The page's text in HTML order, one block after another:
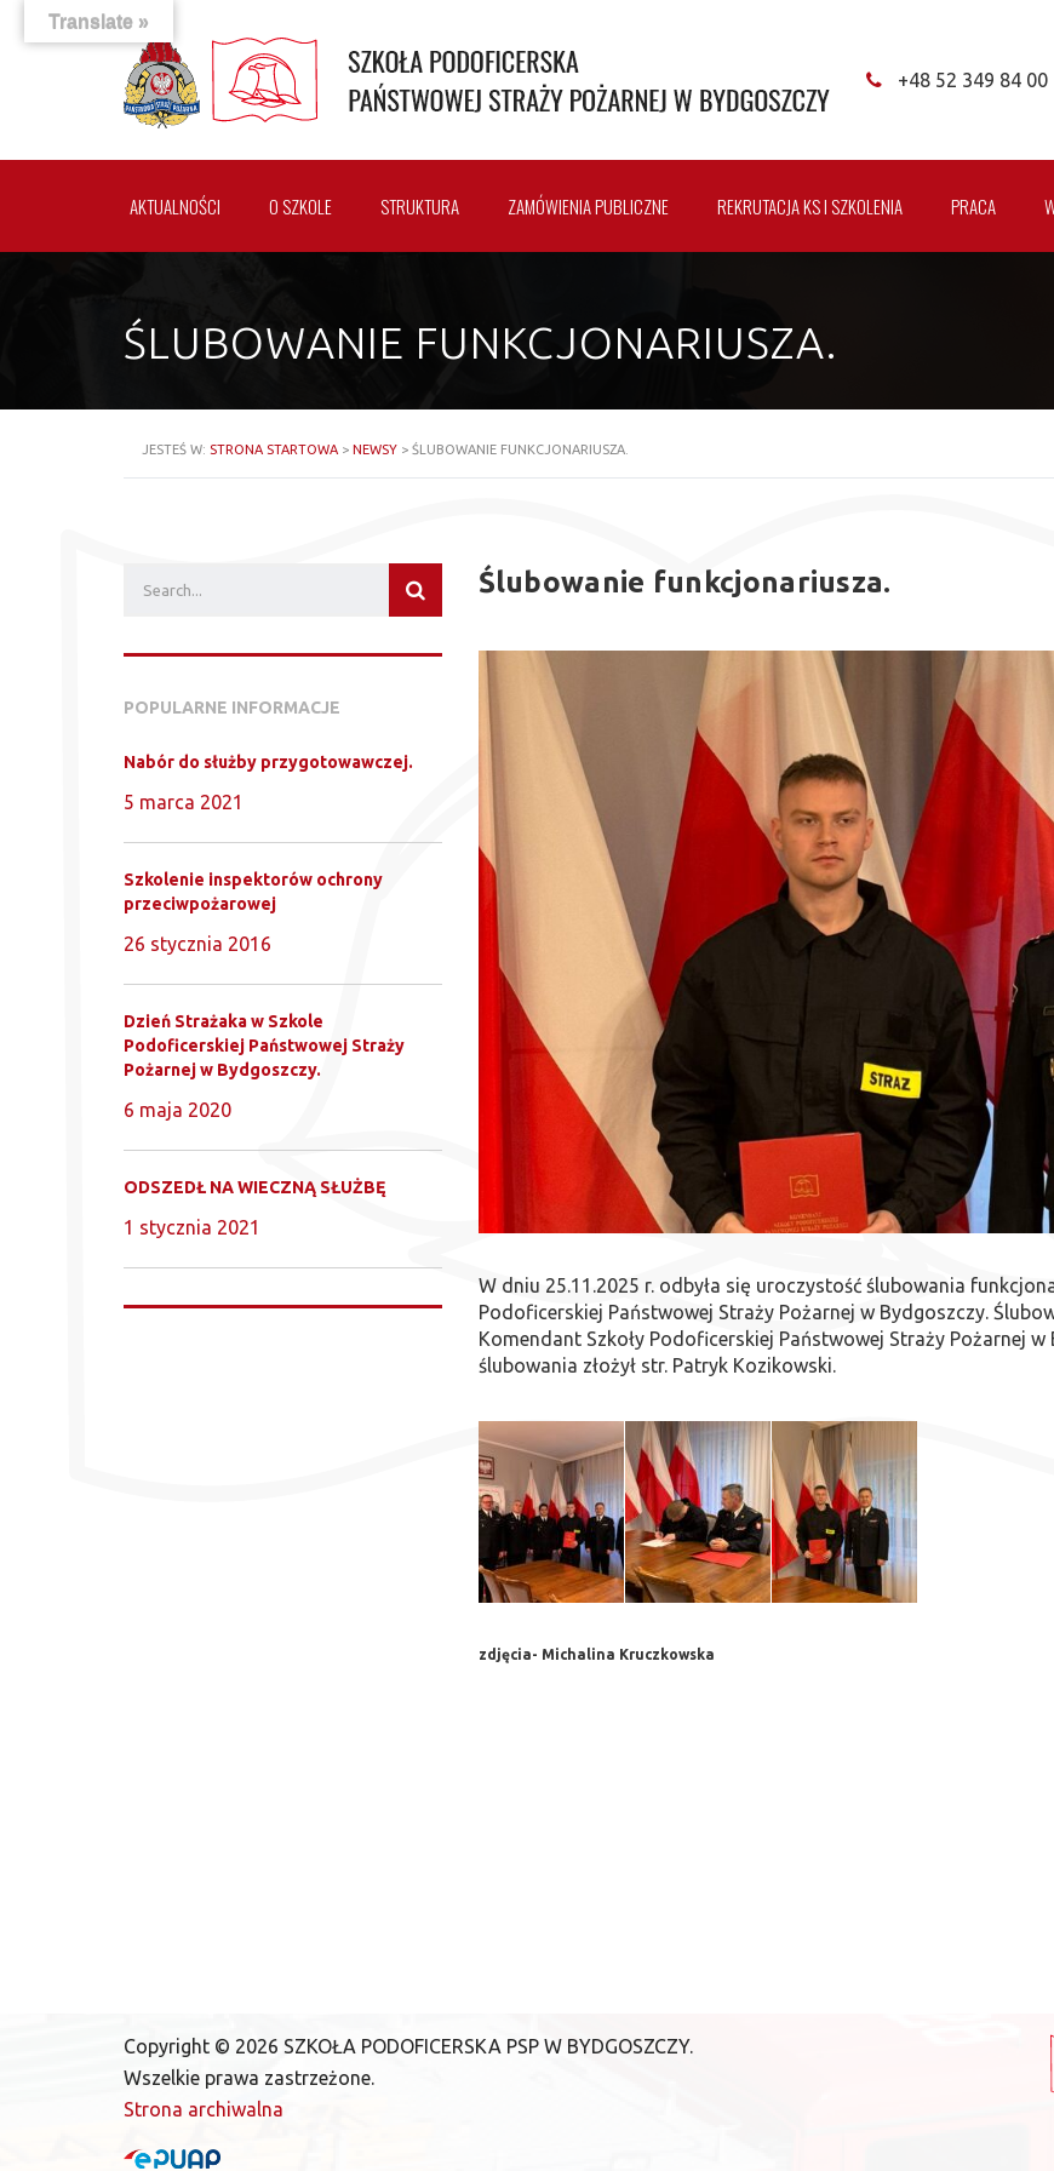
+48 52 349 84 00
AKTUALNOŚCI O SZKOLE STRUKTURA ZAMÓWIENIA PUBLICZNE REKRUTACJA KS I SZKOLENIA PRACA
ŚLUBOWANIE FUNKCJONARIUSZA.
JESTEŚ W: STRONA STARTOWA > NEWSY > ŚLUBOWANIE FUNKCJONARIUSZA.
Ślubowanie funkcjonariusza.
W dniu 25.11.2025 r. odbyła się uroczystość ślubowania
Podoficerskiej Państwowej Straży Pożarnej w Bydgoszczy.
Komendant Szkoły Podoficerskiej Państwowej Straży Pożarnej
ślubowania złożył str. Patryk Kozikowski.
zdjęcia- Michalina Kruczkowska
POPULARNE INFORMACJE
Nabór do służby przygotowawczej.
5 marca 2021
Szkolenie inspektorów ochrony
przeciwpożarowej
26 stycznia 2016
Dzień Strażaka w Szkole
Podoficerskiej Państwowej Straży
Pożarnej w Bydgoszczy.
6 maja 2020
ODSZEDŁ NA WIECZNĄ SŁUŻBĘ
1 stycznia 2021
Copyright © 2026 SZKOŁA PODOFICERSKA PSP W BYDGOSZCZY.
Wszelkie prawa zastrzeżone.
Strona archiwalna
Translate »